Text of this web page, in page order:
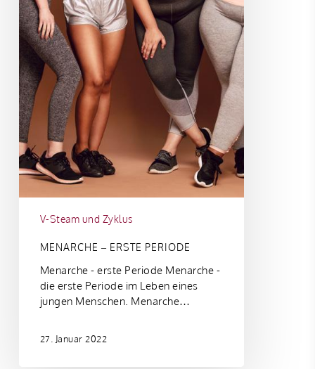
V-Steam und Zyklus
MENARCHE – ERSTE PERIODE
Menarche - erste Periode Menarche -
die erste Periode im Leben eines
jungen Menschen. Menarche…
27. Januar 2022